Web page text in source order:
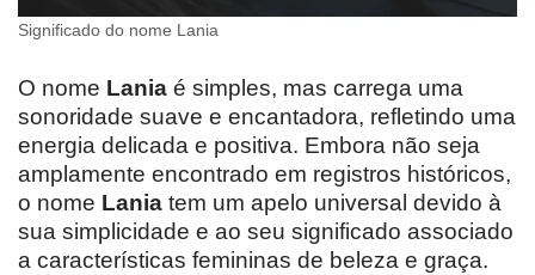
Significado do nome Lania
O nome Lania é simples, mas carrega uma
sonoridade suave e encantadora, refletindo uma
energia delicada e positiva. Embora não seja
amplamente encontrado em registros históricos,
o nome Lania tem um apelo universal devido à
sua simplicidade e ao seu significado associado
a características femininas de beleza e graça.